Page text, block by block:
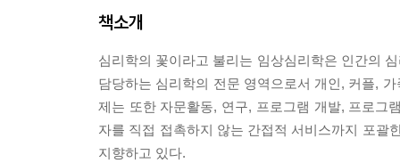
책소개
심리학의 꽃이라고 불리는 임상심리학은 인간의
담당하는 심리학의 전문 영역으로서 개인, 커플,
제는 또한 자문활동, 연구, 프로그램 개발, 프로그
자를 직접 접촉하지 않는 간접적 서비스까지 포괄
지향하고 있다.